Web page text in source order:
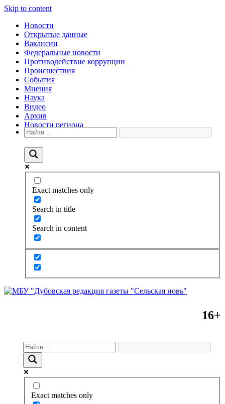
Skip to content
Новости
Открытые данные
Вакансии
Федеральные новости
Противодействие коррупции
Происшествия
События
Мнения
Наука
Видео
Архив
Новости региона
Exact matches only
Search in title
Search in content
16+
Exact matches only